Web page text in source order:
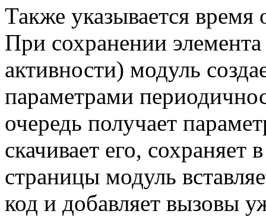
Также указывается
При сохранении
активности) модуль
параметрами
очередь получает
скачивает его,
страницы модуль
код и добавляет вызовы